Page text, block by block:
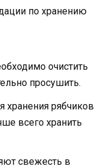
по хранению
очистить
просушить.
хранения рябчиков
всего хранить
свежесть в